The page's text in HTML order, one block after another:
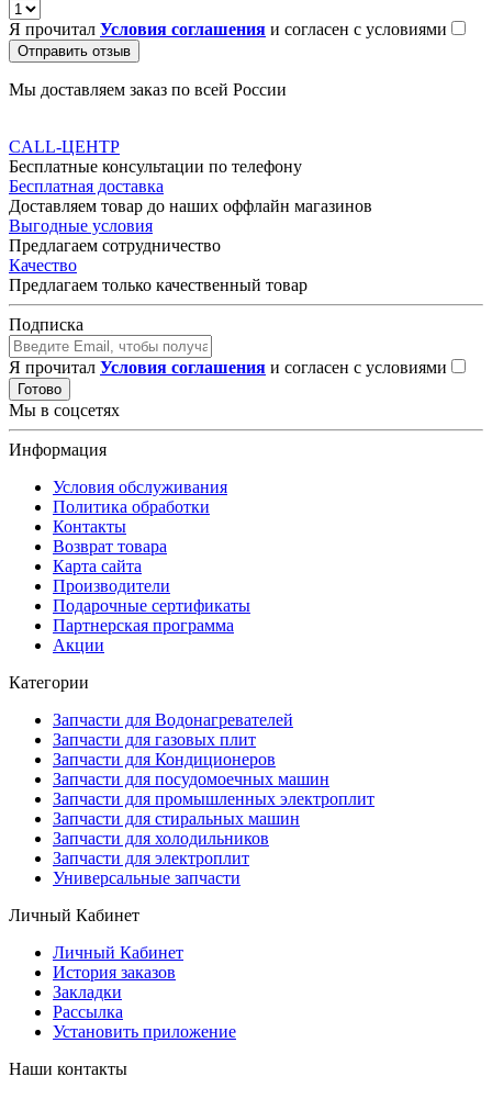
Я прочитал Условия соглашения и согласен с условиями
Отправить отзыв
Мы доставляем заказ по всей России
CALL-ЦЕНТР
Бесплатные консультации по телефону
Бесплатная доставка
Доставляем товар до наших оффлайн магазинов
Выгодные условия
Предлагаем сотрудничество
Качество
Предлагаем только качественный товар
Подписка
Я прочитал Условия соглашения и согласен с условиями
Готово
Мы в соцсетях
Информация
Условия обслуживания
Политика обработки
Контакты
Возврат товара
Карта сайта
Производители
Подарочные сертификаты
Партнерская программа
Акции
Категории
Запчасти для Водонагревателей
Запчасти для газовых плит
Запчасти для Кондиционеров
Запчасти для посудомоечных машин
Запчасти для промышленных электроплит
Запчасти для стиральных машин
Запчасти для холодильников
Запчасти для электроплит
Универсальные запчасти
Личный Кабинет
Личный Кабинет
История заказов
Закладки
Рассылка
Установить приложение
Наши контакты